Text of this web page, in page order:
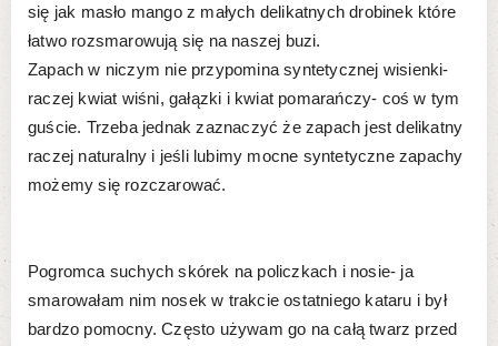
się jak masło mango z małych delikatnych drobinek które
łatwo rozsmarowują się na naszej buzi.
Zapach w niczym nie przypomina syntetycznej wisienki-
raczej kwiat wiśni, gałązki i kwiat pomarańczy- coś w tym
guście. Trzeba jednak zaznaczyć że zapach jest delikatny
raczej naturalny i jeśli lubimy mocne syntetyczne zapachy
możemy się rozczarować.
Pogromca suchych skórek na policzkach i nosie- ja
smarowałam nim nosek w trakcie ostatniego kataru i był
bardzo pomocny. Często używam go na całą twarz przed